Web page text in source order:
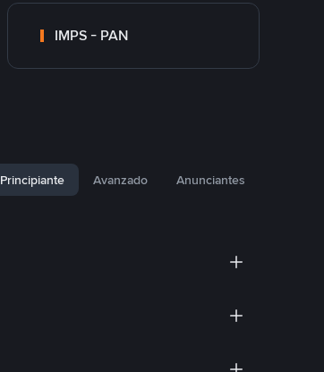
IMPS - PAN
Principiante Avanzado Anunciantes